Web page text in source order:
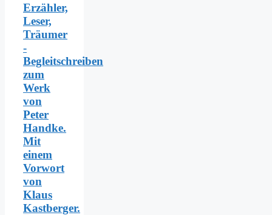
Erzähler,
Leser,
Träumer
-
Begleitschreiben
zum
Werk
von
Peter
Handke.
Mit
einem
Vorwort
von
Klaus
Kastberger.